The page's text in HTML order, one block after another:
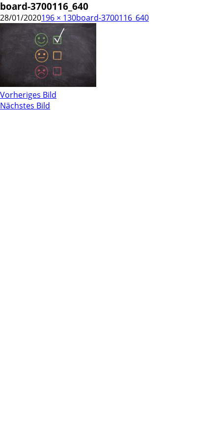
board-3700116_640
28/01/2020196 × 130board-3700116_640
Vorheriges Bild
Nächstes Bild